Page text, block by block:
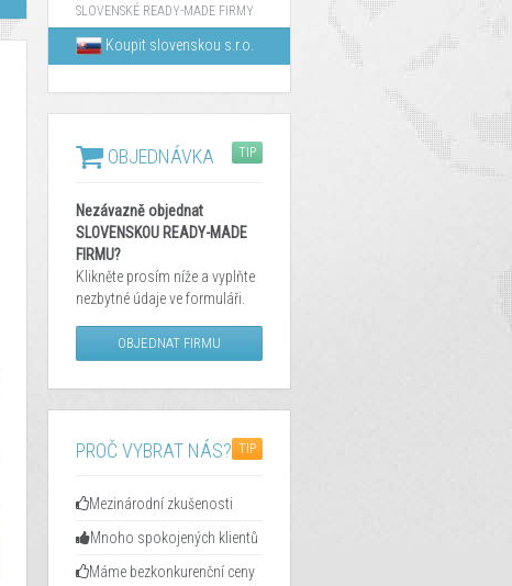
SLOVENSKÉ READY-MADE FIRMY
Koupit slovenskou s.r.o.
OBJEDNÁVKA TIP
Nezávazně objednat
SLOVENSKOU READY-MADE
FIRMU?
Klikněte prosím níže a vyplňte
nezbytné údaje ve formuláři.
OBJEDNAT FIRMU
PROČ VYBRAT NÁS? TIP
Mezinárodní zkušenosti
Mnoho spokojených klientů
Máme bezkonkurenční ceny